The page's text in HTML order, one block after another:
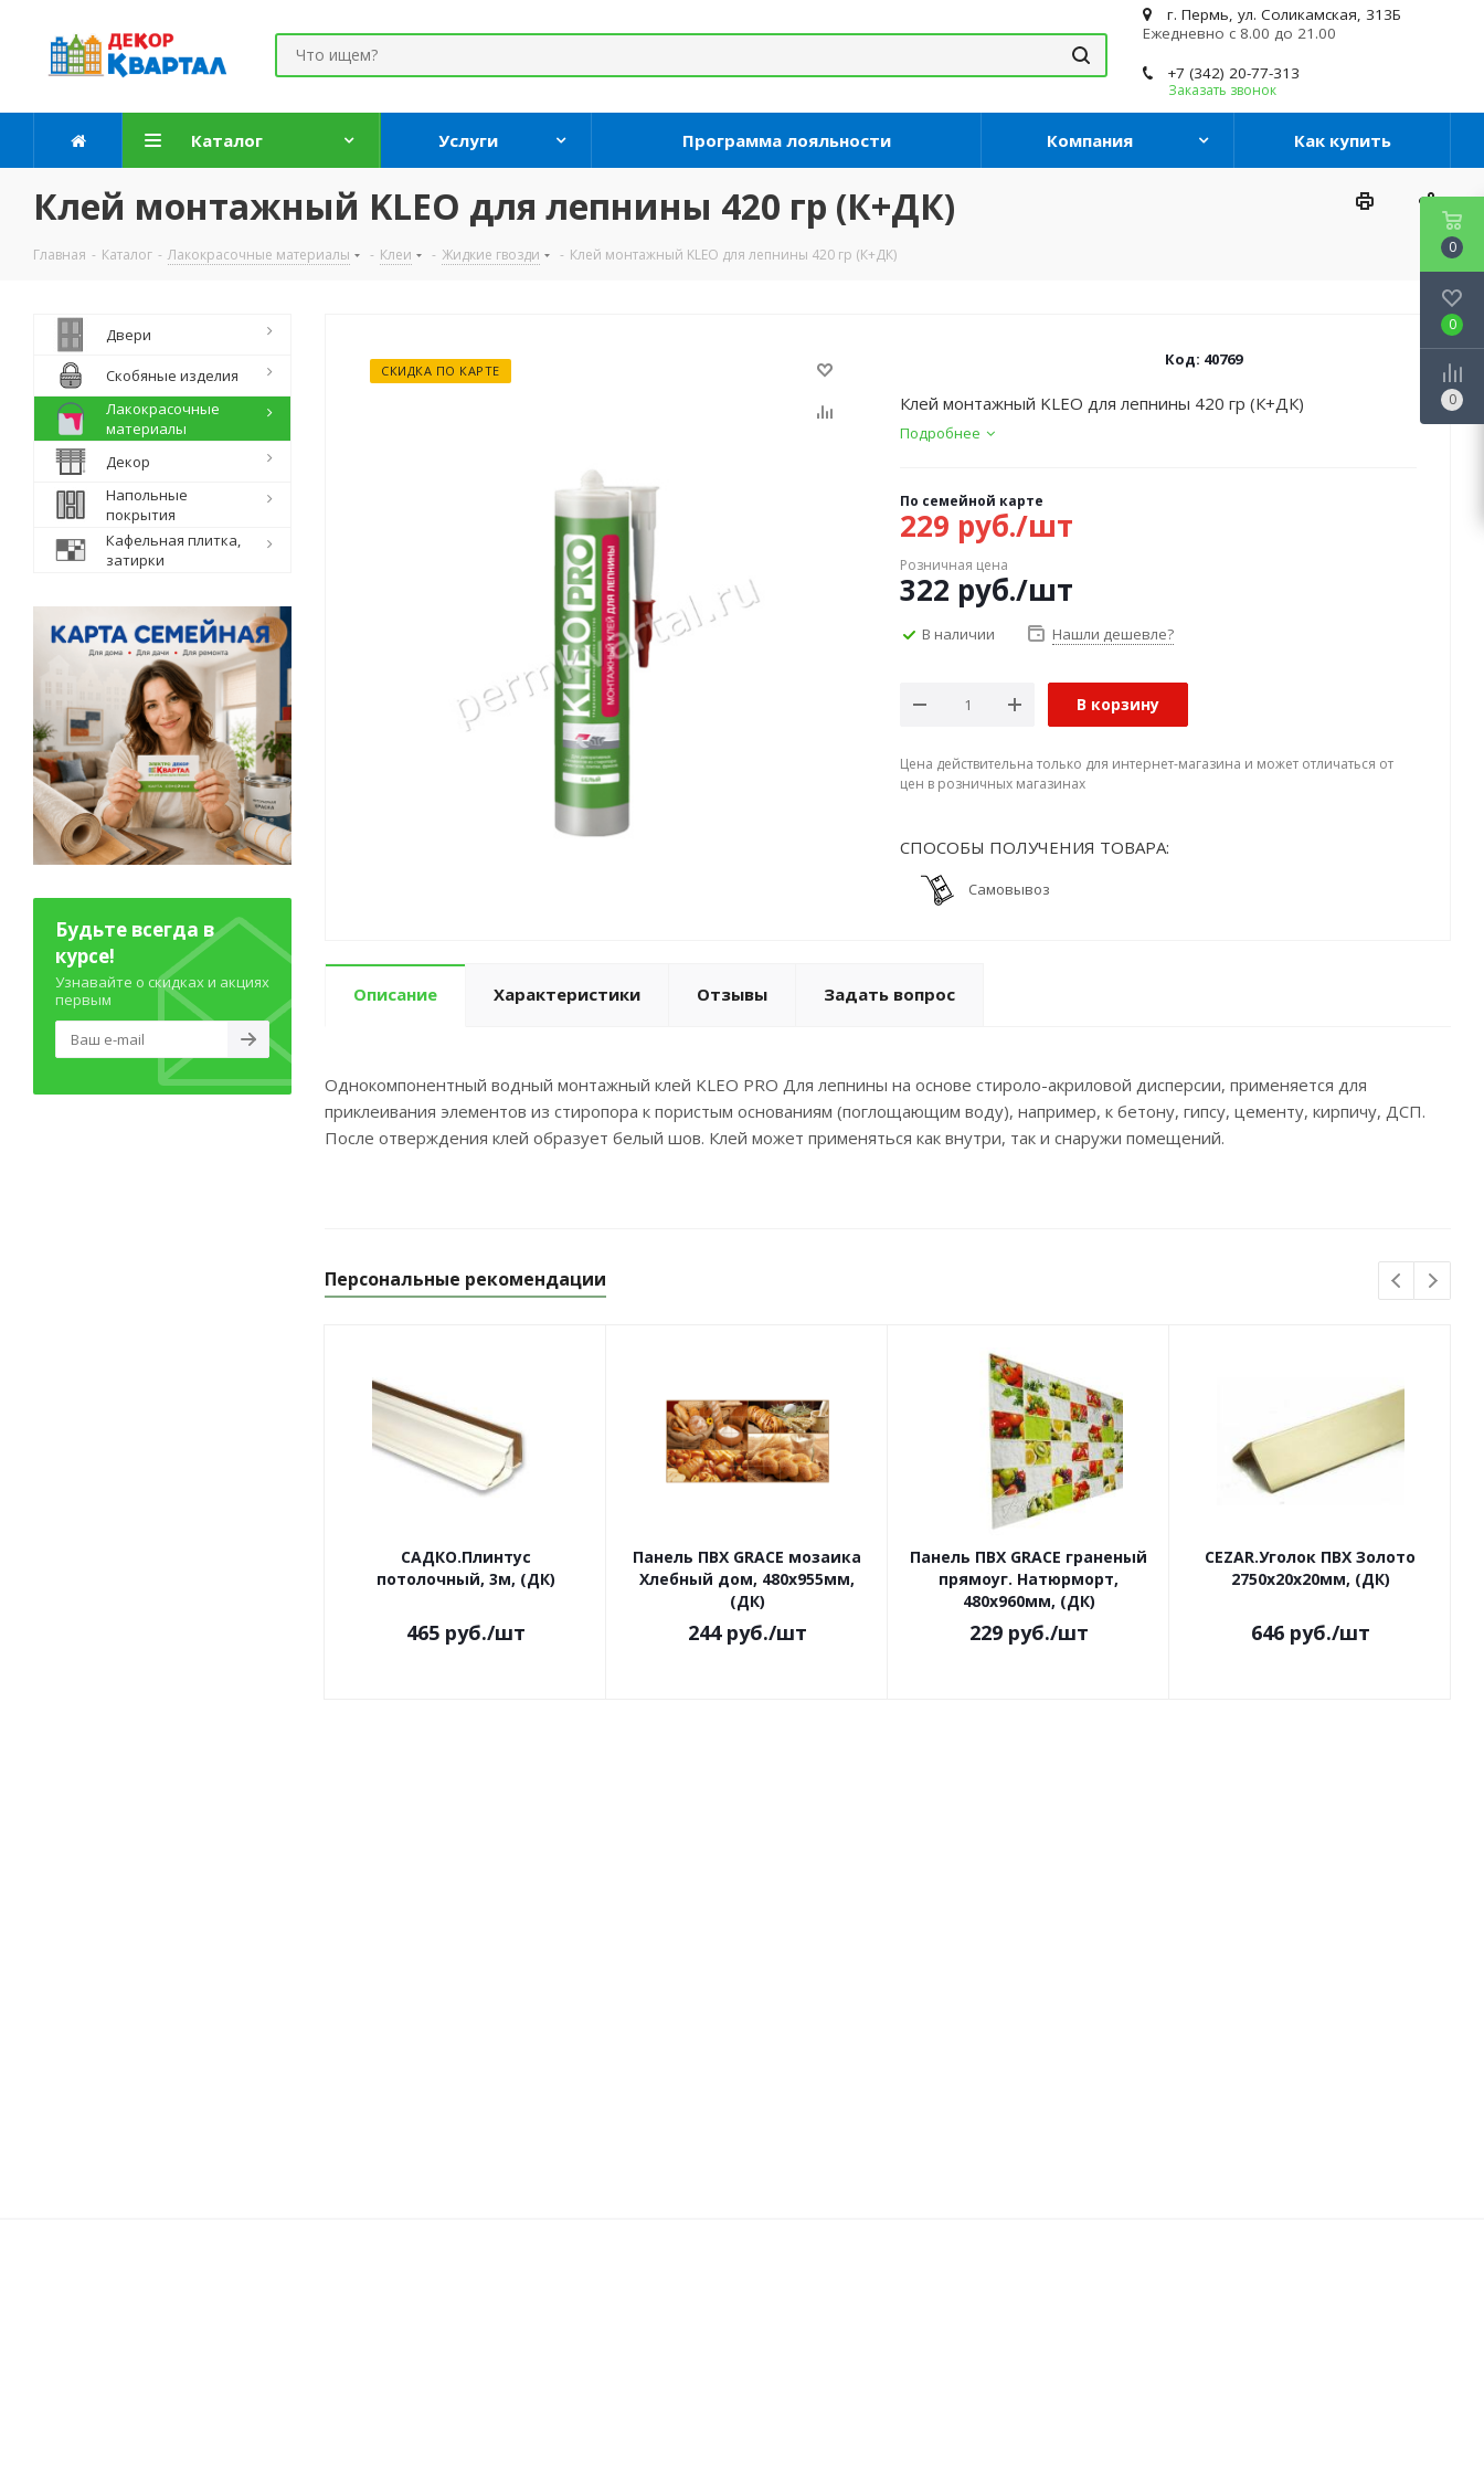
г. Пермь, ул. Соликамская, 313Б
Ежедневно с 8.00 до 21.00
+7 (342) 20-77-313
Заказать звонок
Каталог Услуги Программа лояльности Компания Как купить
Клей монтажный KLEO для лепнины 420 гр (К+ДК)
Главная - Каталог - Лакокрасочные материалы - Клеи - Жидкие гвозди - Клей монтажный KLEO для лепнины 420 гр (К+ДК)
СКИДКА ПО КАРТЕ
Код: 40769
Клей монтажный KLEO для лепнины 420 гр (К+ДК)
Подробнее
По семейной карте
229 руб./шт
Розничная цена
322 руб./шт
В наличии Нашли дешевле?
В корзину
Цена действительна только для интернет-магазина и может отличаться от
цен в розничных магазинах
СПОСОБЫ ПОЛУЧЕНИЯ ТОВАРА:
Самовывоз
Описание Характеристики Отзывы Задать вопрос
Однокомпонентный водный монтажный клей KLEO PRO Для лепнины на основе стироло-акриловой дисперсии, применяется для
приклеивания элементов из стиропора к пористым основаниям (поглощающим воду), например, к бетону, гипсу, цементу, кирпичу, ДСП.
После отверждения клей образует белый шов. Клей может применяться как внутри, так и снаружи помещений.
Персональные рекомендации
САДКО.Плинтус
потолочный, 3м, (ДК)
465руб./шт
Панель ПВХ GRACE мозаика
Хлебный дом, 480х955мм,
(ДК)
244руб./шт
Панель ПВХ GRACE граненый
прямоуг. Натюрморт,
480х960мм, (ДК)
229руб./шт
CEZAR.Уголок ПВХ Золото
2750х20х20мм, (ДК)
646руб./шт
Двери
Скобяные изделия
Лакокрасочные
материалы
Декор
Напольные
покрытия
Кафельная плитка,
затирки
Будьте всегда в
курсе!
Узнавайте о скидках и акциях
первым
0
0
0